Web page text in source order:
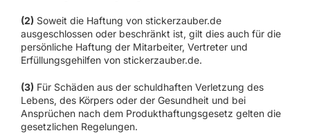
(2) Soweit die Haftung von stickerzauber.de
ausgeschlossen oder beschränkt ist, gilt dies auch für die
persönliche Haftung der Mitarbeiter, Vertreter und
Erfüllungsgehilfen von stickerzauber.de.
(3) Für Schäden aus der schuldhaften Verletzung des
Lebens, des Körpers oder der Gesundheit und bei
Ansprüchen nach dem Produkthaftungsgesetz gelten die
gesetzlichen Regelungen.